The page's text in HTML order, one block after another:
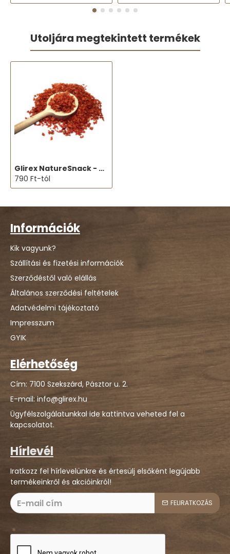
Utoljára megtekintett termékek
Glirex NatureSnack - Sárgarépa kockák
790 Ft-tól
Információk
Kik vagyunk?
Szállítási és fizetési információk
Szerződéstől való elállás
Általános szerződési feltételek
Adatvédelmi tájékoztató
Impresszum
GYIK
Elérhetőség
Cím: 7100 Szekszárd, Pásztor u. 2.
E-mail: info@glirex.hu
Ügyfélszolgálatunkkal ide kattintva veheted fel a
kapcsolatot.
Hírlevél
Iratkozz fel hírlevelünkre és értesülj elsőként legújabb
termékeinkről és akcióinkról!
FELIRATKOZÁS